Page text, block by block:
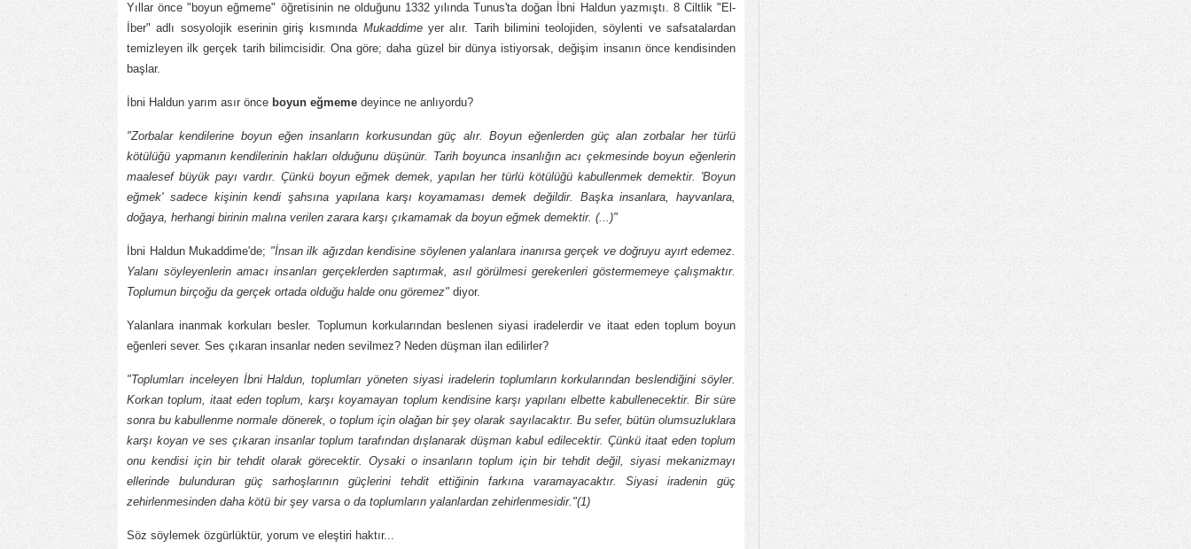
Yıllar önce "boyun eğmeme" öğretisinin ne olduğunu 1332 yılında Tunus'ta doğan İbni Haldun yazmıştı. 8 Ciltlik "El-
İber" adlı sosyolojik eserinin giriş kısmında Mukaddimeyer alır. Tarih bilimini teolojiden, söylenti ve safsatalardan
temizleyen ilk gerçek tarih bilimcisidir. Ona göre; daha güzel bir dünya istiyorsak, değişim insanın önce kendisinden
başlar.
İbni Haldun yarım asır önce boyun eğmeme deyince ne anlıyordu?
"Zorbalar kendilerine boyun eğen insanların korkusundan güç alır. Boyun eğenlerden güç alan zorbalar her türlü
kötülüğü yapmanın kendilerinin hakları olduğunu düşünür. Tarih boyunca insanlığın acı çekmesinde boyun eğenlerin
maalesef büyük payı vardır. Çünkü boyun eğmek demek, yapılan her türlü kötülüğü kabullenmek demektir. 'Boyun
eğmek' sadece kişinin kendi şahsına yapılana karşı koyamaması demek değildir. Başka insanlara, hayvanlara,
doğaya, herhangi birinin malına verilen zarara karşı çıkamamak da boyun eğmek demektir. (...)"
İbni Haldun Mukaddime'de; "İnsan ilk ağızdan kendisine söylenen yalanlara inanırsa gerçek ve doğruyu ayırt edemez.
Yalanı söyleyenlerin amacı insanları gerçeklerden saptırmak, asıl görülmesi gerekenleri göstermemeye çalışmaktır.
Toplumun birçoğu da gerçek ortada olduğu halde onu göremez" diyor.
Yalanlara inanmak korkuları besler. Toplumun korkularından beslenen siyasi iradelerdir ve itaat eden toplum boyun
eğenleri sever. Ses çıkaran insanlar neden sevilmez? Neden düşman ilan edilirler?
"Toplumları inceleyen İbni Haldun, toplumları yöneten siyasi iradelerin toplumların korkularından beslendiğini söyler.
Korkan toplum, itaat eden toplum, karşı koyamayan toplum kendisine karşı yapılanı elbette kabullenecektir. Bir süre
sonra bu kabullenme normale dönerek, o toplum için olağan bir şey olarak sayılacaktır. Bu sefer, bütün olumsuzluklara
karşı koyan ve ses çıkaran insanlar toplum tarafından dışlanarak düşman kabul edilecektir. Çünkü itaat eden toplum
onu kendisi için bir tehdit olarak görecektir. Oysaki o insanların toplum için bir tehdit değil, siyasi mekanizmayı
ellerinde bulunduran güç sarhoşlarının güçlerini tehdit ettiğinin farkına varamayacaktır. Siyasi iradenin güç
zehirlenmesinden daha kötü bir şey varsa o da toplumların yalanlardan zehirlenmesidir."(1)
Söz söylemek özgürlüktür, yorum ve eleştiri haktır...